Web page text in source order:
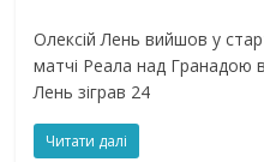
Олексій Лень вийшов у
матчі Реала над Гранадою в
Лень зіграв 24
Читати далі